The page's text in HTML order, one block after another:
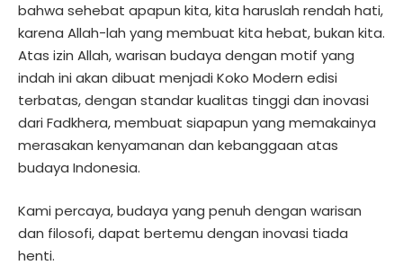
bahwa sehebat apapun kita, kita haruslah rendah hati,
karena Allah-lah yang membuat kita hebat, bukan kita.
Atas izin Allah, warisan budaya dengan motif yang
indah ini akan dibuat menjadi Koko Modern edisi
terbatas, dengan standar kualitas tinggi dan inovasi
dari Fadkhera, membuat siapapun yang memakainya
merasakan kenyamanan dan kebanggaan atas
budaya Indonesia.
Kami percaya, budaya yang penuh dengan warisan
dan filosofi, dapat bertemu dengan inovasi tiada
henti.